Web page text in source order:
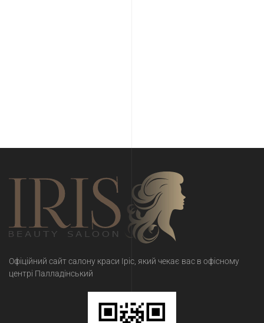
Офіційний сайт салону краси Іріс, який чекає вас в офісному
центрі Палладінський